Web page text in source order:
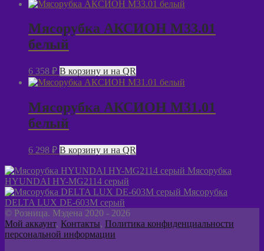
Мясорубка АКСИОН М33.01
белый
6 358 ₽ В корзину и на QR
Мясорубка АКСИОН М31.01
белый
6 298 ₽ В корзину и на QR
Мясорубка
HYUNDAI HY-MG2114 серый
Мясорубка
DELTA LUX DE-603M серый
© Розница. Мэдена 2020 - 2026
Мой аккаунт, Контакты, Политика конфиденциальности
персональной информации